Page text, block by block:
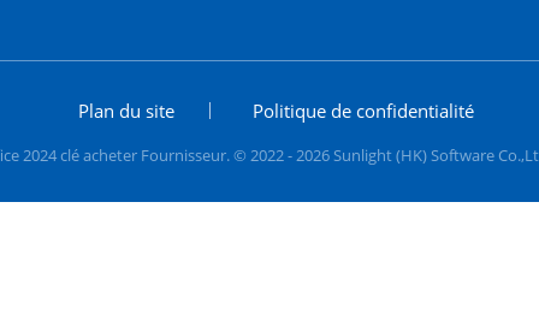
Plan du site Politique de confidentialité
2024 clé acheter Fournisseur. © 2022 - 2026 Sunlight (HK) Software